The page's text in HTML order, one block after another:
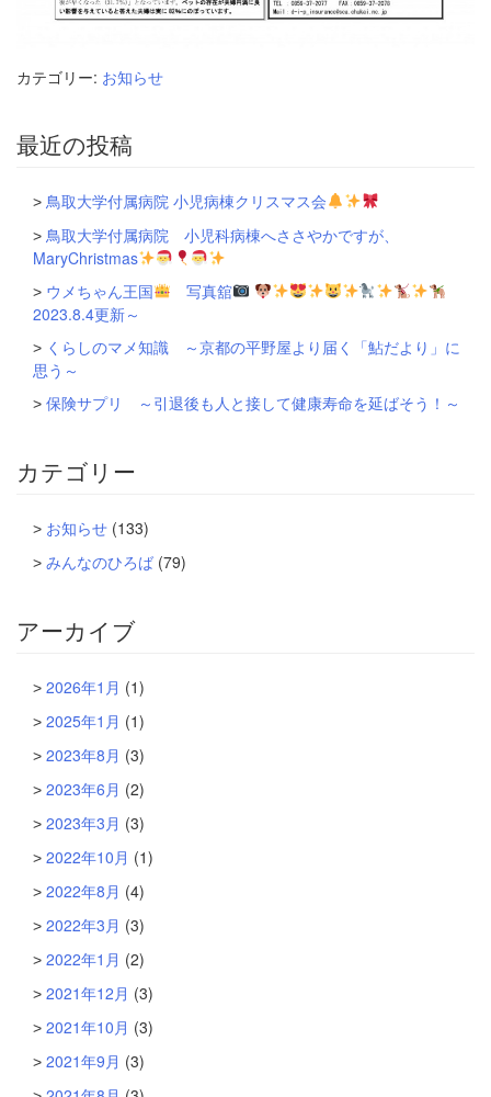
カテゴリー: お知らせ
最近の投稿
鳥取大学付属病院 小児病棟クリスマス会
鳥取大学付属病院 小児科病棟へささやかですが、
MaryChristmas
ウメちゃん王国
写真舘
2023.8.4更新～
くらしのマメ知識 ～京都の平野屋より届く「鮎だより」に
思う～
保険サプリ ～引退後も人と接して健康寿命を延ばそう！～
カテゴリー
お知らせ (133)
みんなのひろば (79)
アーカイブ
2026年1月 (1)
2025年1月 (1)
2023年8月 (3)
2023年6月 (2)
2023年3月 (3)
2022年10月 (1)
2022年8月 (4)
2022年3月 (3)
2022年1月 (2)
2021年12月 (3)
2021年10月 (3)
2021年9月 (3)